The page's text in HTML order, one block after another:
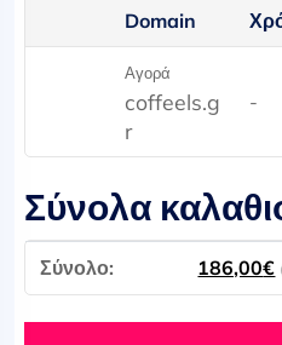
Domain
Αγορά
coffeels.g
r
-
Σύνολα
186,00€